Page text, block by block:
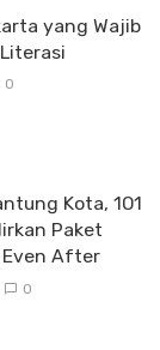
yang Wajib
0
Kota, 1O1
Paket
Even After
0